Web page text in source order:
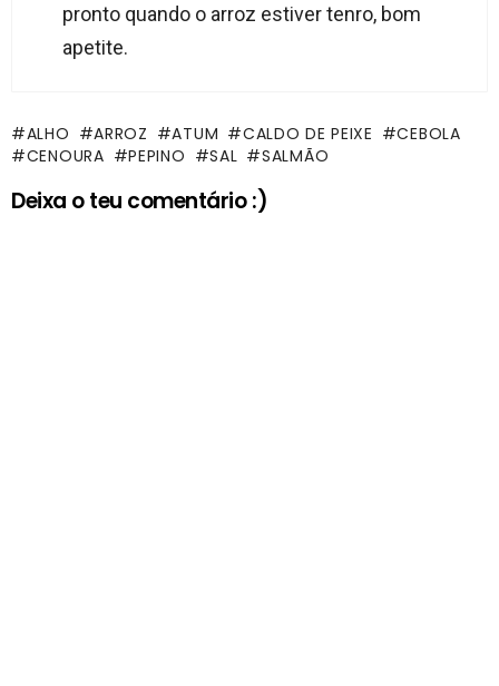
pronto quando o arroz estiver tenro, bom
apetite.
ALHO ARROZ ATUM CALDO DE PEIXE
CEBOLA
CENOURA
PEPINO SAL SALMÃO
Deixa o teu comentário :)